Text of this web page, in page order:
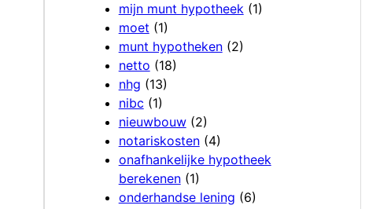
mijn munt hypotheek(1)
moet (1)
munt hypotheken(2)
netto (18)
nhg (13)
nibc (1)
nieuwbouw(2)
notariskosten(4)
onafhankelijke hypotheek
berekenen(1)
onderhandse lening (6)